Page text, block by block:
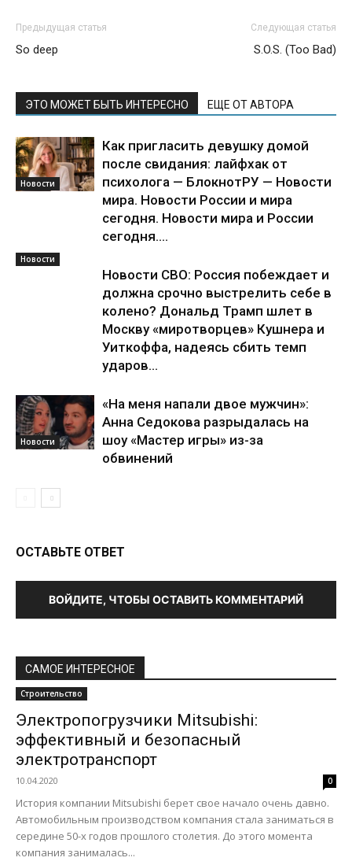
Предыдущая статья
So deep
Следующая статья
S.O.S. (Too Bad)
ЭТО МОЖЕТ БЫТЬ ИНТЕРЕСНО ЕЩЕ ОТ АВТОРА
Новости
Как пригласить девушку домой
после свидания: лайфхак от
психолога — БлокнотРУ — Новости
мира. Новости России и мира
сегодня. Новости мира и России
сегодня....
Новости
Новости СВО: Россия побеждает и
должна срочно выстрелить себе в
колено? Дональд Трамп шлет в
Москву «миротворцев» Кушнера и
Уиткоффа, надеясь сбить темп
ударов...
Новости
«На меня напали двое мужчин»:
Анна Седокова разрыдалась на
шоу «Мастер игры» из-за
обвинений
ОСТАВЬТЕ ОТВЕТ
ВОЙДИТЕ, ЧТОБЫ ОСТАВИТЬ КОММЕНТАРИЙ
САМОЕ ИНТЕРЕСНОЕ
Строительство
Электропогрузчики Mitsubishi:
эффективный и безопасный
электротранспорт
10.04.2020 0
История компании Mitsubishi берет свое начало очень давно.
Автомобильным производством компания стала заниматься в
середине 50-х годов прошлого столетия. До этого момента
компания занималась...